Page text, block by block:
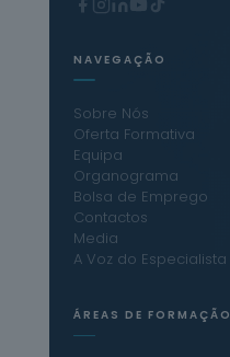
NAVEGAÇÃO
Sobre Nós
Oferta Formativa
Equipa
Organograma
Bolsa de Emprego
Contactos
Media
A Voz do Especialista
ÁREAS DE FORMAÇÃO